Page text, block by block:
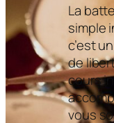
La
simple
c’est
de
cours
vous